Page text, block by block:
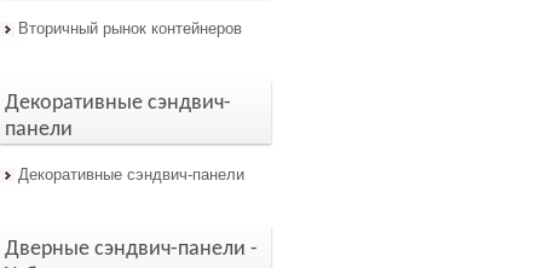
Вторичный рынок контейнеров
Декоративные сэндвич-
панели
Декоративные сэндвич-панели
Дверные сэндвич-панели -